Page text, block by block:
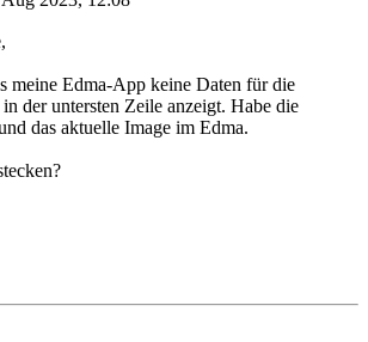
meine Edma-App keine Daten für die
der untersten Zeile anzeigt. Habe die
das aktuelle Image im Edma.